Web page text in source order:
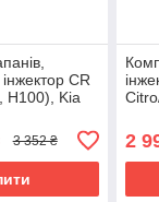
CR
H100), Kia
3 352 ₴ 2